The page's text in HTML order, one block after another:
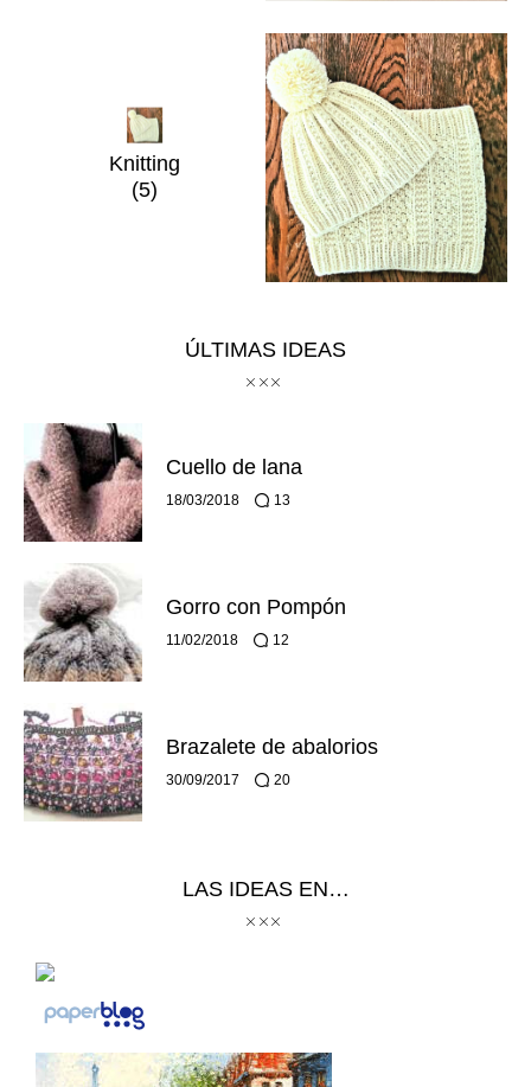
Knitting
(5)
ÚLTIMAS IDEAS
Cuello de lana
18/03/2018 13
Gorro con Pompón
11/02/2018 12
Brazalete de abalorios
30/09/2017 20
LAS IDEAS EN…